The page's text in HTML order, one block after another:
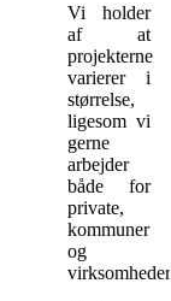
Vi holder
af at
projekterne
varierer i
størrelse,
ligesom vi
gerne
arbejder
både for
private,
kommuner
og
virksomheder.